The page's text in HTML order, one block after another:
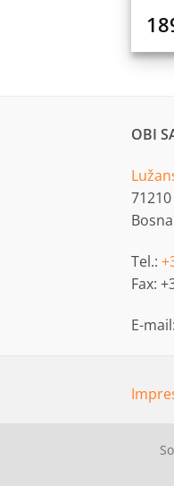
OBI
Tel.:
Fax:
E-mail: